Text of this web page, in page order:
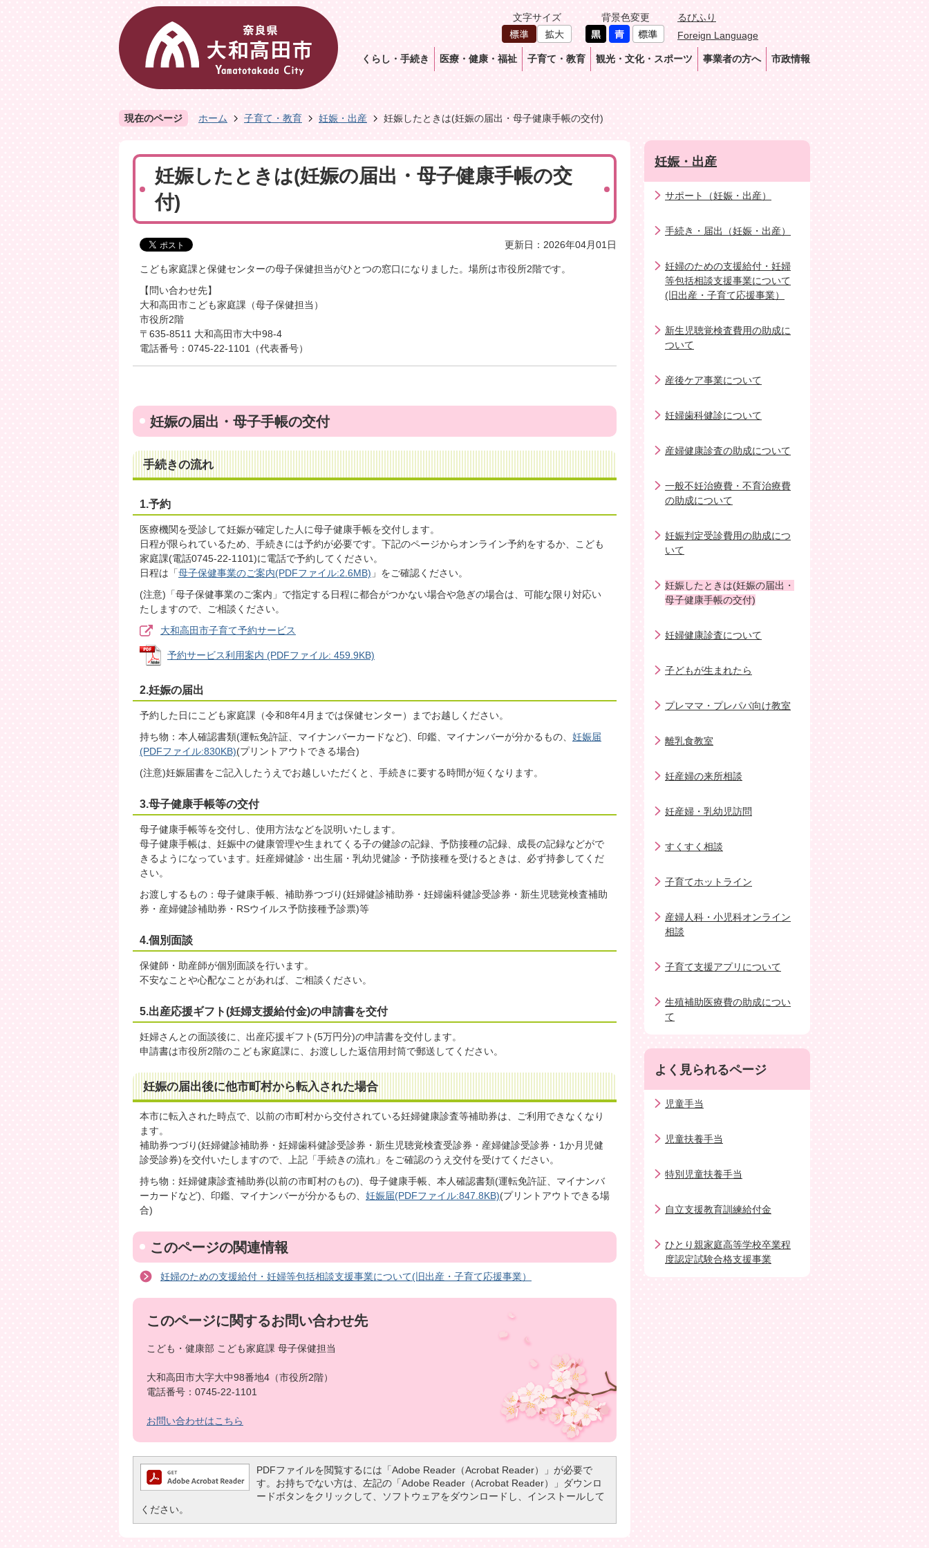
文字サイズ 背景色変更
るびふり
Foreign Language
くらし・手続き 医療・健康・福祉 子育て・教育 観光・文化・スポーツ 事業者の方へ 市政情報
現在のページ ホーム 子育て・教育 妊娠・出産 妊娠したときは(妊娠の届出・母子健康手帳の交付)
妊娠したときは(妊娠の届出・母子健康手帳の交
付)
更新日：2026年04月01日
こども家庭課と保健センターの母子保健担当がひとつの窓口になりました。場所は市役所2階です。
【問い合わせ先】
大和高田市こども家庭課（母子保健担当）
市役所2階
〒635-8511 大和高田市大中98-4
電話番号：0745-22-1101（代表番号）
妊娠の届出・母子手帳の交付
手続きの流れ
1.予約
医療機関を受診して妊娠が確定した人に母子健康手帳を交付します。
日程が限られているため、手続きには予約が必要です。下記のページからオンライン予約をするか、こども
家庭課(電話0745-22-1101)に電話で予約してください。
日程は「母子保健事業のご案内(PDFファイル:2.6MB) 」​​をご確認ください。
(注意)「母子保健事業のご案内」で指定する日程に都合がつかない場合や急ぎの場合は、可能な限り対応い
たしますので、ご相談ください。
大和高田市子育て予約サービス
予約サービス利用案内 (PDFファイル: 459.9KB)
2.妊娠の届出
予約した日にこども家庭課（令和8年4月までは保健センター）までお越しください。
持ち物：本人確認書類(運転免許証、マイナンバーカードなど)、印鑑、マイナンバーが分かるもの、 妊娠届
(PDFファイル:830KB)(プリントアウトできる場合)
(注意)妊娠届書をご記入したうえでお越しいただくと、手続きに要する時間が短くなります。
3.母子健康手帳等の交付
母子健康手帳等を交付し、使用方法などを説明いたします。
母子健康手帳は、妊娠中の健康管理や生まれてくる子の健診の記録、予防接種の記録、成長の記録などがで
きるようになっています。妊産婦健診・出生届・乳幼児健診・予防接種を受けるときは、必ず持参してくだ
さい。
お渡しするもの：母子健康手帳、補助券つづり(妊婦健診補助券・妊婦歯科健診受診券・新生児聴覚検査補助
券・産婦健診補助券・RSウイルス予防接種予診票)等
4.個別面談
保健師・助産師が個別面談を行います。
不安なことや心配なことがあれば、ご相談ください。
5.出産応援ギフト(妊婦支援給付金)の申請書を交付
妊婦さんとの面談後に、出産応援ギフト(5万円分)の申請書を交付します。
申請書は市役所2階のこども家庭課に、お渡しした返信用封筒で郵送してください。
妊娠の届出後に他市町村から転入された場合
本市に転入された時点で、以前の市町村から交付されている妊婦健康診査等補助券は、ご利用できなくなり
ます。
補助券つづり(妊婦健診補助券・妊婦歯科健診受診券・新生児聴覚検査受診券・産婦健診受診券・1か月児健
診受診券)を交付いたしますので、上記「手続きの流れ」をご確認のうえ交付を受けてください。
持ち物：妊婦健康診査補助券(以前の市町村のもの)、母子健康手帳、本人確認書類(運転免許証、マイナンバ
ーカードなど)、印鑑、マイナンバーが分かるもの、 妊娠届(PDFファイル:847.8KB)(プリントアウトできる場
合)
このページの関連情報
妊婦のための支援給付・妊婦等包括相談支援事業について(旧出産・子育て応援事業）
このページに関するお問い合わせ先
こども・健康部 こども家庭課 母子保健担当
大和高田市大字大中98番地4（市役所2階）
電話番号：0745-22-1101
お問い合わせはこちら
PDFファイルを閲覧するには「Adobe Reader（Acrobat Reader）」が必要で
す。お持ちでない方は、左記の「Adobe Reader（Acrobat Reader）」ダウンロ
ードボタンをクリックして、ソフトウェアをダウンロードし、インストールして
ください。
妊娠・出産
サポート（妊娠・出産）
手続き・届出（妊娠・出産）
妊婦のための支援給付・妊婦
等包括相談支援事業について
(旧出産・子育て応援事業）
新生児聴覚検査費用の助成に
ついて
産後ケア事業について
妊婦歯科健診について
産婦健康診査の助成について
一般不妊治療費・不育治療費
の助成について
妊娠判定受診費用の助成につ
いて
妊娠したときは(妊娠の届出・
母子健康手帳の交付)
妊婦健康診査について
子どもが生まれたら
プレママ・プレパパ向け教室
離乳食教室
妊産婦の来所相談
妊産婦・乳幼児訪問
すくすく相談
子育てホットライン
産婦人科・小児科オンライン
相談
子育て支援アプリについて
生殖補助医療費の助成につい
て
よく見られるページ
児童手当
児童扶養手当
特別児童扶養手当
自立支援教育訓練給付金
ひとり親家庭高等学校卒業程
度認定試験合格支援事業